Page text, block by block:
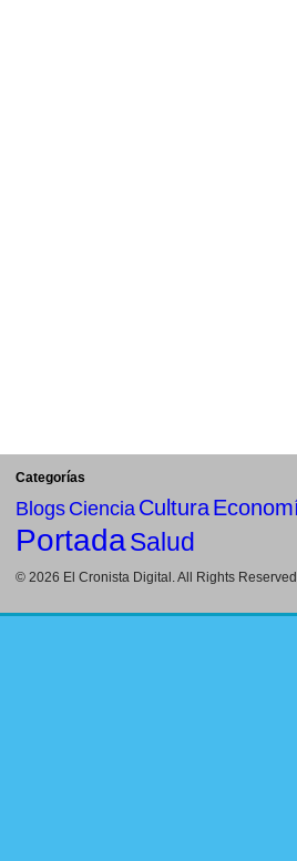
Categorías
BlogsCiencia Cultura
PortadaSalud
© 2026 El Cronista Digital . All Rights